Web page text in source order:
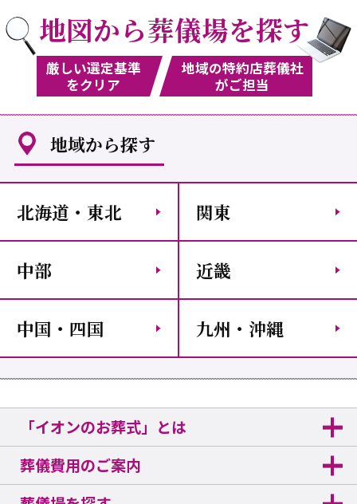
地図から葬儀場を探す
厳しい選定基準
をクリア
地域の特約店葬儀社
がご担当
地域から探す
北海道・東北 関東
中部 近畿
中国・四国 九州・沖縄
「イオンのお葬式」とは
葬儀費用のご案内